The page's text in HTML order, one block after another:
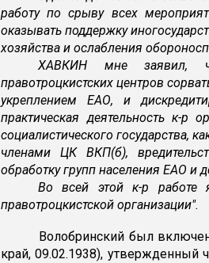
работу по срыву всех
оказывать поддержку
хозяйства и ослабления
ХАВКИН мне заявил,
правотроцкистских центров
укреплением ЕАО, и
практическая деятельность к-
социалистического государства,
членами ЦК ВКП(б),
обработку групп населения ЕАО и
Во всей этой к-р работе
правотроцкистской организации".
Волобринский был
край, 09.02.1938),